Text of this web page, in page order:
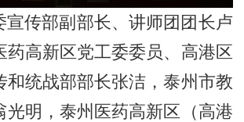
宣传部副部长、讲师团团长卢
药高新区党工委委员、高港区
和统战部部长张洁，泰州市教
光明，泰州医药高新区（高港